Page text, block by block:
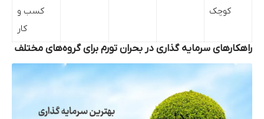
کوچک
کسب و
کار
راهکارهای سرمایه گذاری در بحران تورم برای گروه‌های مختلف